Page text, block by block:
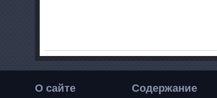
О сайте Содержание